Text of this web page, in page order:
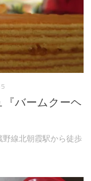
バームクーヘ
野線北朝霞駅から徒歩